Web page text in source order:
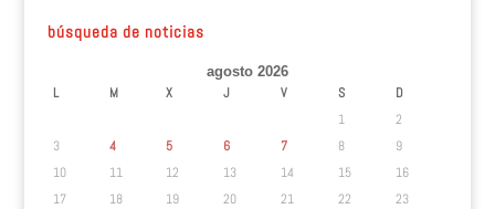
búsqueda de noticias
agosto 2026
L M X J V S
D
1
2
3
4 5 6 7 8
9
10
11 12 13 14 15
16
17
18 19 20 21 22
23